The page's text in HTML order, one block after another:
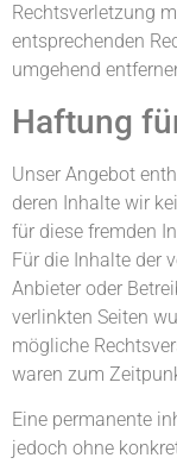
Rechtsverletzung
entsprechenden
umgehend
Haftung
Unser Angebot
deren Inhalte wir
für diese fremden
Für die Inhalte der
Anbieter oder
verlinkten Seiten
mögliche
waren zum
Eine permanente
jedoch ohne